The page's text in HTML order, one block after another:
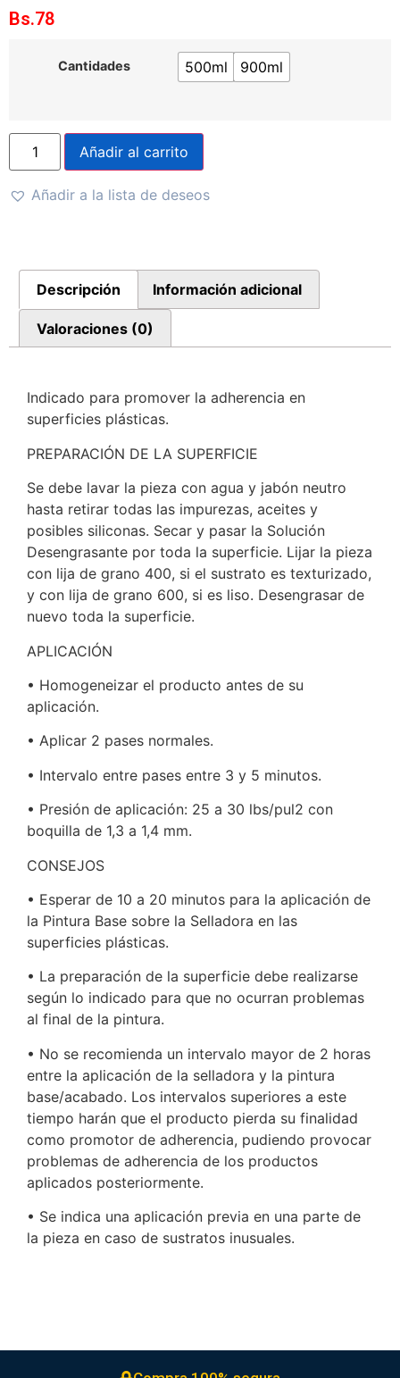
Bs.78
Cantidades 500ml 900ml
Añadir al carrito
Añadir a la lista de deseos
Descripción Información adicional
Valoraciones (0)
Indicado para promover la adherencia en
superficies plásticas.
PREPARACIÓN DE LA SUPERFICIE
Se debe lavar la pieza con agua y jabón neutro
hasta retirar todas las impurezas, aceites y
posibles siliconas. Secar y pasar la Solución
Desengrasante por toda la superficie. Lijar la pieza
con lija de grano 400, si el sustrato es texturizado,
y con lija de grano 600, si es liso. Desengrasar de
nuevo toda la superficie.
APLICACIÓN
• Homogeneizar el producto antes de su
aplicación.
• Aplicar 2 pases normales.
• Intervalo entre pases entre 3 y 5 minutos.
• Presión de aplicación: 25 a 30 lbs/pul2 con
boquilla de 1,3 a 1,4 mm.
CONSEJOS
• Esperar de 10 a 20 minutos para la aplicación de
la Pintura Base sobre la Selladora en las
superficies plásticas.
• La preparación de la superficie debe realizarse
según lo indicado para que no ocurran problemas
al final de la pintura.
• No se recomienda un intervalo mayor de 2 horas
entre la aplicación de la selladora y la pintura
base/acabado. Los intervalos superiores a este
tiempo harán que el producto pierda su finalidad
como promotor de adherencia, pudiendo provocar
problemas de adherencia de los productos
aplicados posteriormente.
• Se indica una aplicación previa en una parte de
la pieza en caso de sustratos inusuales.